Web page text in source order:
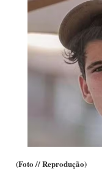
(Foto // Reprodução)